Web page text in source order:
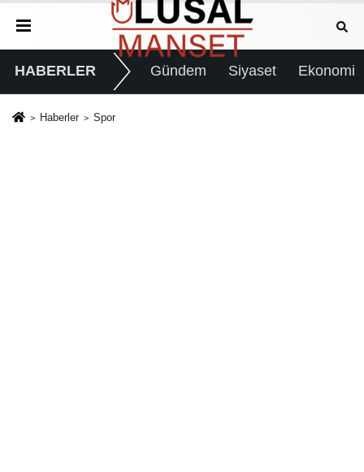
HABERLER Gündem Siyaset Ekonomi
Haberler Spor